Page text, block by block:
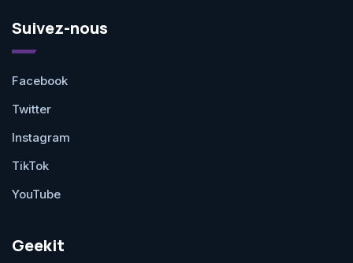
Suivez-nous
Facebook
Twitter
Instagram
TikTok
YouTube
Geekit